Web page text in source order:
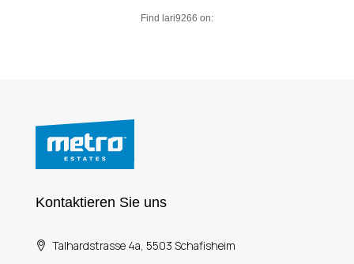
Find lari9266 on:
Kontaktieren Sie uns
Talhardstrasse 4a, 5503 Schafisheim